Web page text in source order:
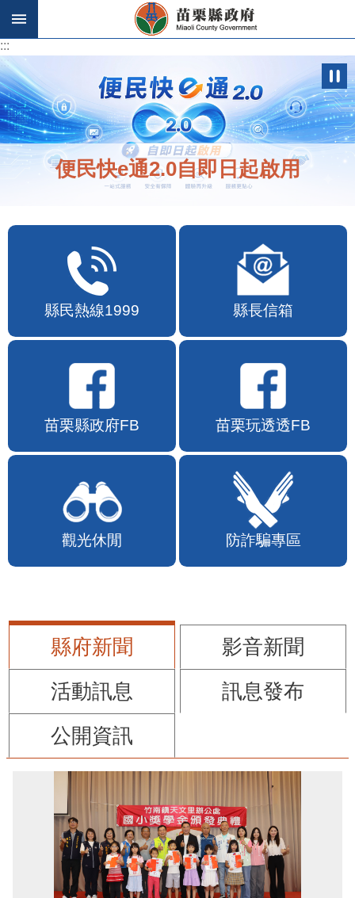
跳到主要內容區塊
:::
:::
便民快e通2.0自即日起啟用
縣民熱線1999 縣長信箱
苗栗縣政府FB 苗栗玩透透FB
觀光休閒 防詐騙專區
縣府新聞
影音新聞
活動訊息
訊息發布
公開資訊